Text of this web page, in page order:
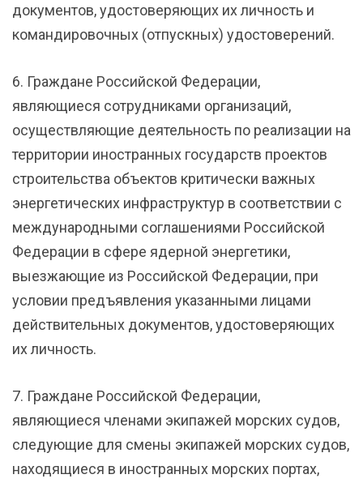
документов, удостоверяющих их личность и
командировочных (отпускных) удостоверений.
6. Граждане Российской Федерации,
являющиеся сотрудниками организаций,
осуществляющие деятельность по реализации на
территории иностранных государств проектов
строительства объектов критически важных
энергетических инфраструктур в соответствии с
международными соглашениями Российской
Федерации в сфере ядерной энергетики,
выезжающие из Российской Федерации, при
условии предъявления указанными лицами
действительных документов, удостоверяющих
их личность.
7. Граждане Российской Федерации,
являющиеся членами экипажей морских судов,
следующие для смены экипажей морских судов,
находящиеся в иностранных морских портах,